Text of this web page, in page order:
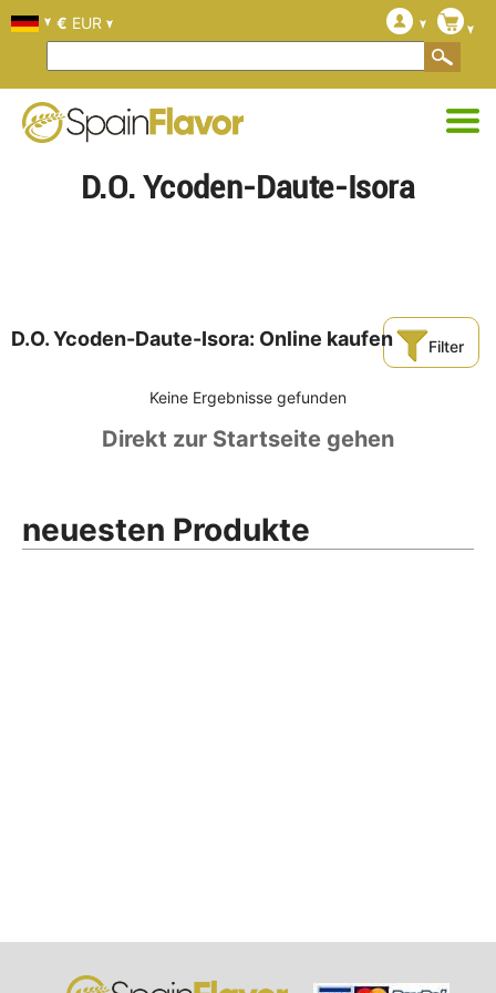
D.O. Ycoden-Daute-Isora
D.O. Ycoden-Daute-Isora: Online kaufen Filter
Keine Ergebnisse gefunden
Direkt zur Startseite gehen
neuesten Produkte
€ EUR